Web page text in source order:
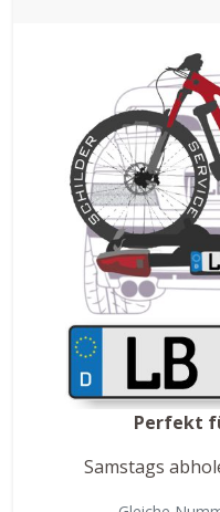
Perfekt
Samstags